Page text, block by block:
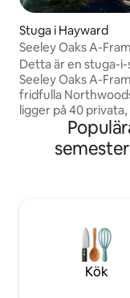
Stuga i Hayward
Seeley Oaks A-
40 tunnland
Detta är en stuga-
Seeley Oaks A-
fridfulla
ligger på 40
grannar!) med
Hayward-Cable-
erbjuda. Med en
samt tvättmaskin
Mindre än 2 miles
miles från Cable
Hayward. IG:Kök